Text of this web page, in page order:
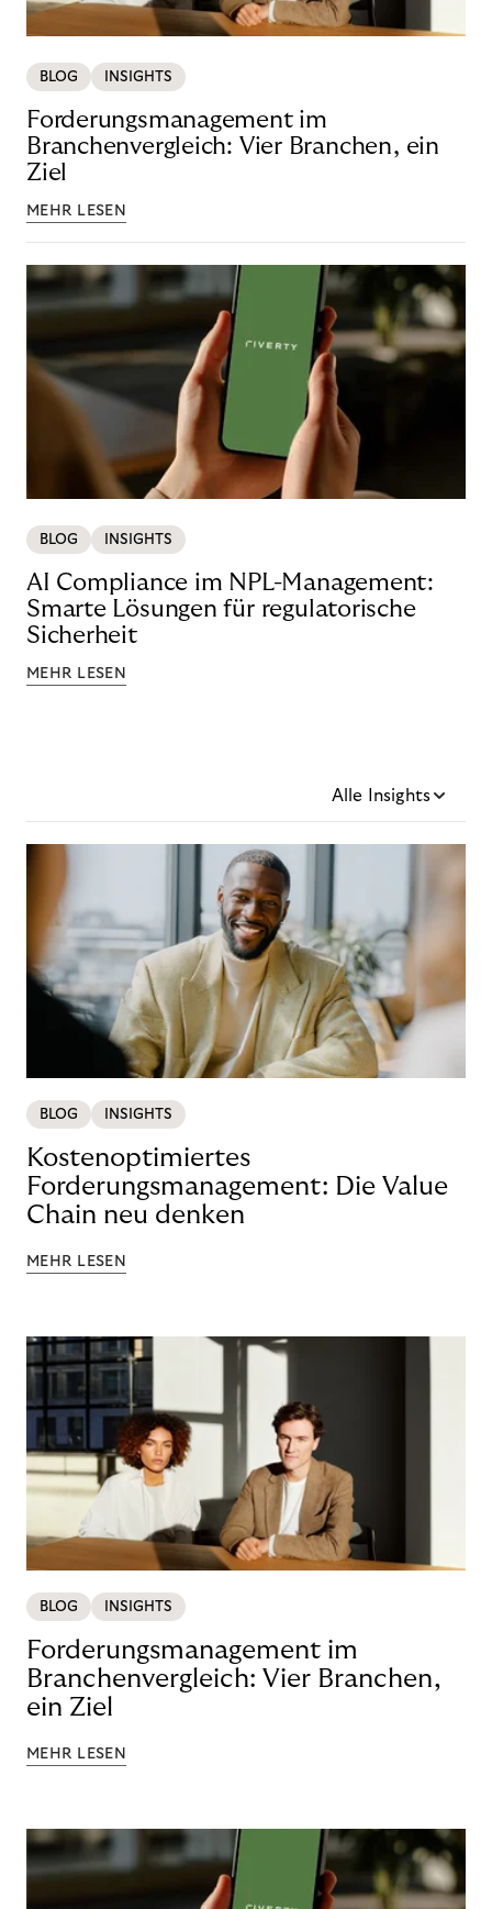
BLOG INSIGHTS
Forderungsmanagement im
Branchenvergleich: Vier Branchen, ein
Ziel
MEHR LESEN
BLOG INSIGHTS
AI Compliance im NPL-Management:
Smarte Lösungen für regulatorische
Sicherheit
MEHR LESEN
Alle Insights
BLOG INSIGHTS
Kostenoptimiertes
Forderungsmanagement: Die Value
Chain neu denken
MEHR LESEN
BLOG INSIGHTS
Forderungsmanagement im
Branchenvergleich: Vier Branchen,
ein Ziel
MEHR LESEN